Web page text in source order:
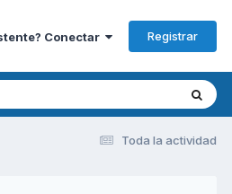
Conectar Registrar
Toda la actividad